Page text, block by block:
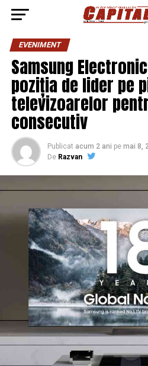
EVENIMENT
Samsung
poziția de lider pe
televizoarelor
consecutiv
Publicat acum 2 ani pe mai 8,
De Razvan